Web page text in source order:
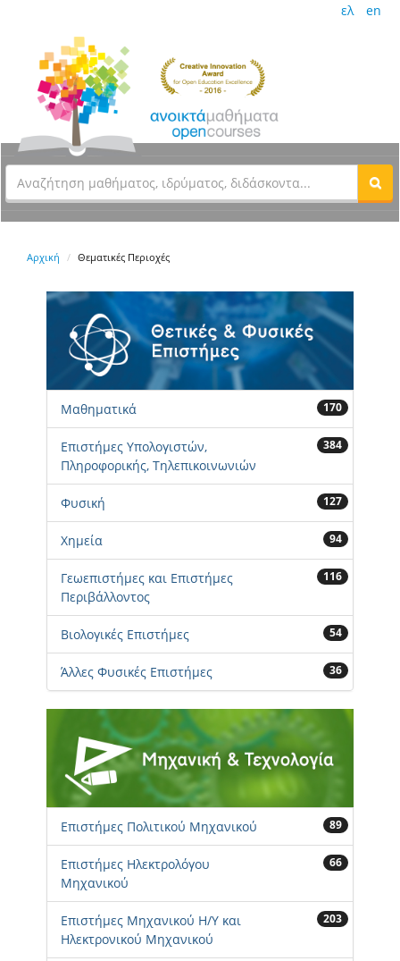
ελ en
Αρχική Θεματικές Περιοχές
Μαθηματικά 170
Επιστήμες Υπολογιστών,
Πληροφορικής, Τηλεπικοινωνιών
384
Φυσική 127
Χημεία 94
Γεωεπιστήμες και Επιστήμες
Περιβάλλοντος
116
Βιολογικές Επιστήμες 54
Άλλες Φυσικές Επιστήμες 36
Επιστήμες Πολιτικού Μηχανικού 89
Επιστήμες Ηλεκτρολόγου
Μηχανικού
66
Επιστήμες Μηχανικού Η/Υ και
Ηλεκτρονικού Μηχανικού
203